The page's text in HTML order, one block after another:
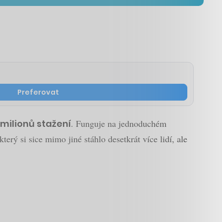
Preferovat
stažení. Funguje na jednoduchém
si sice mimo jiné stáhlo desetkrát více lidí, ale